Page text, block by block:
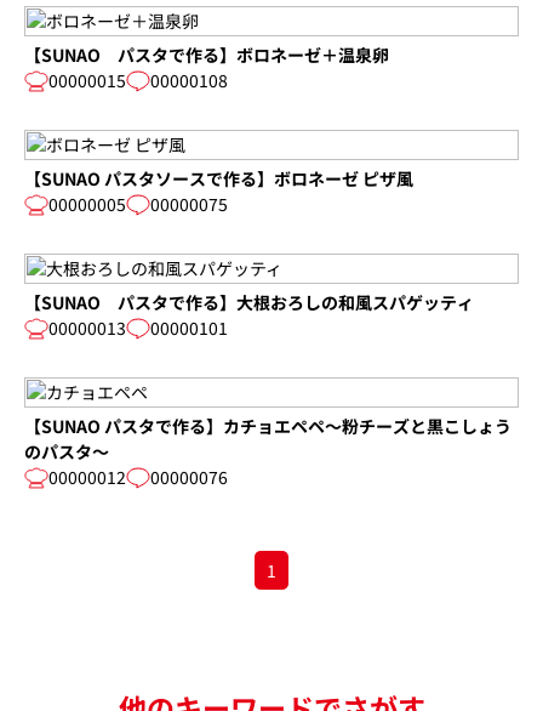
【SUNAO パスタで作る】ボロネーゼ＋温泉卵
00000015
00000108
【SUNAO パスタソースで作る】ボロネーゼ ピザ風
00000005
00000075
【SUNAO パスタで作る】大根おろしの和風スパゲッティ
00000013
00000101
【SUNAO パスタで作る】カチョエペペ～粉チーズと黒こしょう
のパスタ～
00000012
00000076
1